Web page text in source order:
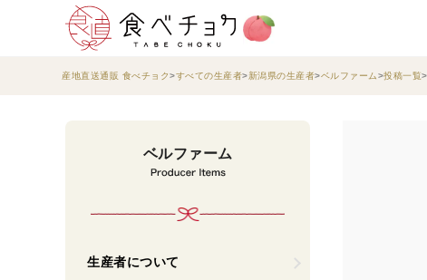
産地直送通販 食べチョク すべての生産者 新潟県の生産者 ベルファーム 投稿一覧
ベルファーム
生産者について